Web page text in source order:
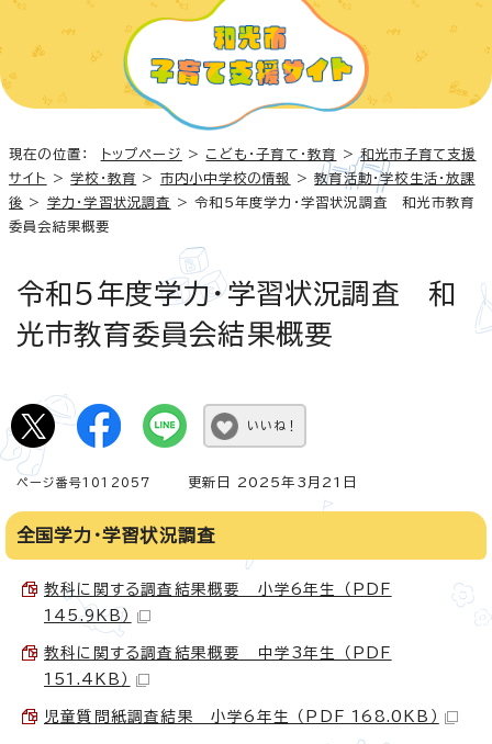
現在の位置： トップページ > こども・子育て・教育 >和光市子育て支援
サイト
>学校・教育 > 市内小中学校の情報 >教育活動・学校生活・放課
後 > 学力・学習状況調査
> 令和5年度学力・学習状況調査 和光市教育
委員会結果概要
令和5年度学力・学習状況調査 和
光市教育委員会結果概要
いいね！
ページ番号1012057 更新日 2025年3月21日
全国学力・学習状況調査
教科に関する調査結果概要 小学6年生 （PDF
145.9KB）
教科に関する調査結果概要 中学3年生 （PDF
151.4KB）
児童質問紙調査結果 小学6年生 （PDF 168.0KB）